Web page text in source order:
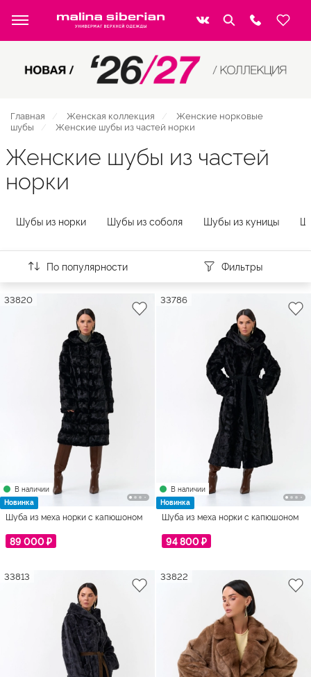
Главная Женская коллекция
Женские норковые
шубы
Женские шубы из частей норки
Женские шубы из частей
норки
Шубы из норки Шубы из соболя Шубы из куницы
По популярности Фильтры
В наличии
Новинка
33820
Шуба из меха норки с капюшоном
89 000 ₽
В наличии
Новинка
33786
Шуба из меха норки с капюшоном
94 800 ₽
33813 33822